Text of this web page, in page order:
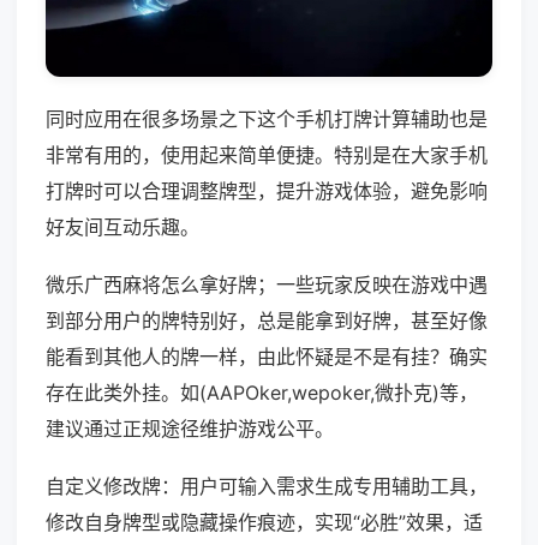
同时应用在很多场景之下这个手机打牌计算辅助也是
非常有用的，使用起来简单便捷。特别是在大家手机
打牌时可以合理调整牌型，提升游戏体验，避免影响
好友间互动乐趣。
微乐广西麻将怎么拿好牌；一些玩家反映在游戏中遇
到部分用户的牌特别好，总是能拿到好牌，甚至好像
能看到其他人的牌一样，由此怀疑是不是有挂？确实
存在此类外挂。如(AAPOker,wepoker,微扑克)等，
建议通过正规途径维护游戏公平。
自定义修改牌：用户可输入需求生成专用辅助工具，
修改自身牌型或隐藏操作痕迹，实现“必胜”效果，适